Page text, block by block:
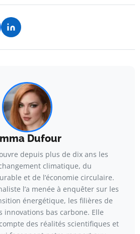
Dufour
depuis plus de dix ans les
climatique, du
et de l’économie circulaire.
l’a menée à enquêter sur les
énergétique, les filières de
innovations bas carbone. Elle
des réalités scientifiques et